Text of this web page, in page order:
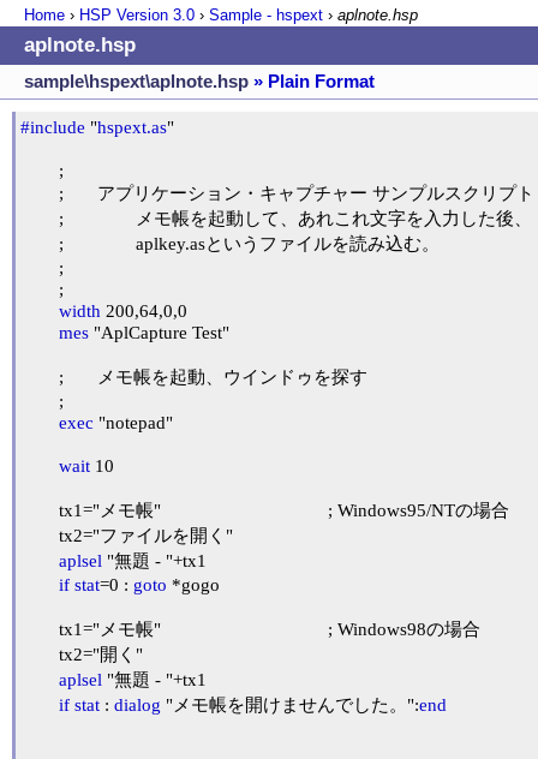
Home › HSP Version 3.0 › Sample - hspext › aplnote.hsp
aplnote.hsp
sample\hspext\aplnote.hsp » Plain Format
#include "hspext.as"
width 200,64,0,0
mes "AplCapture Test"
exec "notepad"
wait 10
aplsel "無題 - "+tx1
if stat=0 : goto *gogo
aplsel "無題 - "+tx1
if stat : dialog "メモ帳を開けませんでした。":end